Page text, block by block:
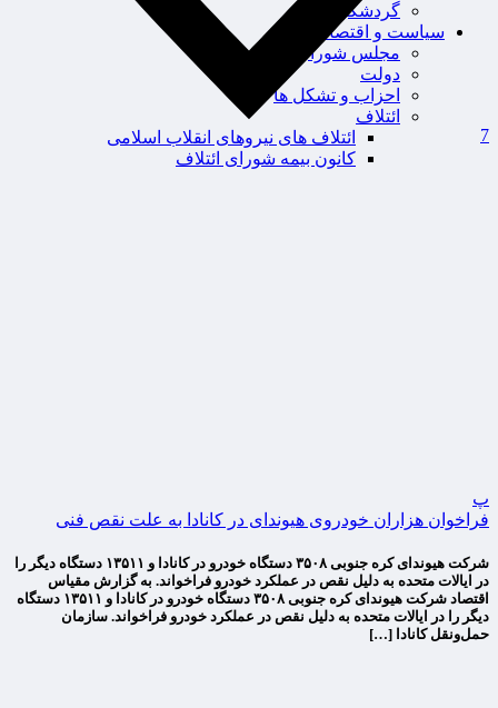
گردشگری
سیاست و اقتصاد
مجلس شورای اسلامی
دولت
احزاب و تشکل ها
ائتلاف
ائتلاف های نیروهای انقلاب اسلامی
کانون بیمه شورای ائتلاف
7
پ
فراخوان هزاران خودروی هیوندای در کانادا به علت نقص فنی
شرکت هیوندای کره جنوبی ۳۵۰۸ دستگاه خودرو در کانادا و ۱۳۵۱۱ دستگاه دیگر را
در ایالات متحده به دلیل نقص در عملکرد خودرو فراخواند. به گزارش مقیاس
اقتصاد شرکت هیوندای کره جنوبی ۳۵۰۸ دستگاه خودرو در کانادا و ۱۳۵۱۱ دستگاه
دیگر را در ایالات متحده به دلیل نقص در عملکرد خودرو فراخواند. سازمان
حمل‌ونقل کانادا […]